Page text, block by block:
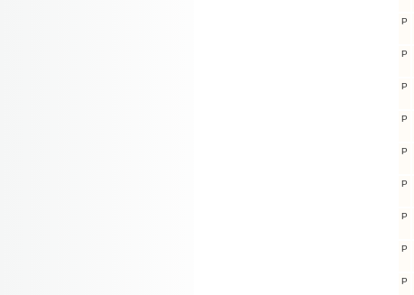
P
P
P
P
P
P
P
P
P